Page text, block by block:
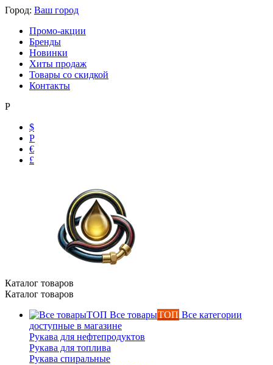
Город: Ваш город
Промо-акции
Бренды
Новинки
Хиты продаж
Товары со скидкой
Контакты
Р
$
Р
€
£
Каталог товаров
Каталог товаров
Все товарыТОП Все категории
доступные в магазине
Рукава для нефтепродуктов
Рукава для топлива
Рукава спиральные